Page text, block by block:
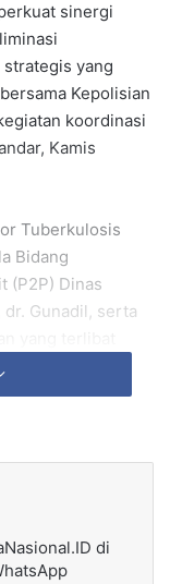
sinergi
yang
Kepolisian
koordinasi
Kamis
Tuberkulosis
Bidang
(P2P) Dinas
Gunadil, serta
stigma,
di